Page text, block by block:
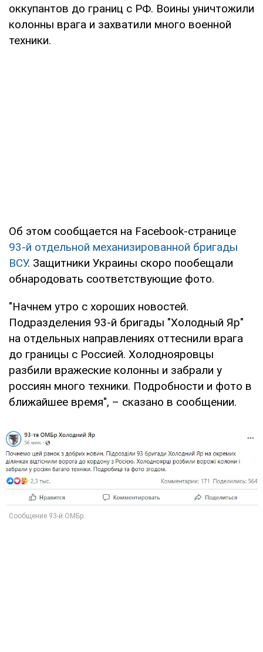
оккупантов до границ с РФ. Воины уничтожили
колонны врага и захватили много военной
техники.
Об этом сообщается на Facebook-странице
93-й отдельной механизированной бригады
ВСУ. Защитники Украины скоро пообещали
обнародовать соответствующие фото.
"Начнем утро с хороших новостей.
Подразделения 93-й бригады "Холодный Яр"
на отдельных направлениях оттеснили врага
до границы с Россией. Холоднояровцы
разбили вражеские колонны и забрали у
россиян много техники. Подробности и фото в
ближайшее время", – сказано в сообщении.